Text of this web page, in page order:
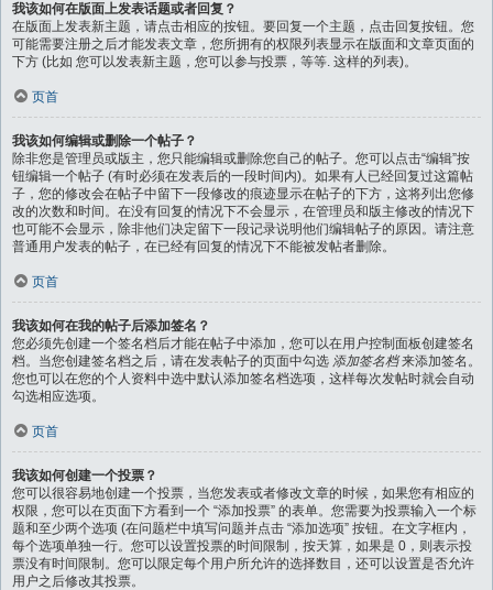
我该如何在版面上发表话题或者回复？
在版面上发表新主题，请点击相应的按钮。要回复一个主题，点击回复按钮。您
可能需要注册之后才能发表文章，您所拥有的权限列表显示在版面和文章页面的
下方 (比如 您可以发表新主题，您可以参与投票，等等. 这样的列表)。
页首
我该如何编辑或删除一个帖子？
除非您是管理员或版主，您只能编辑或删除您自己的帖子。您可以点击“编辑”按
钮编辑一个帖子 (有时必须在发表后的一段时间内)。如果有人已经回复过这篇帖
子，您的修改会在帖子中留下一段修改的痕迹显示在帖子的下方，这将列出您修
改的次数和时间。在没有回复的情况下不会显示，在管理员和版主修改的情况下
也可能不会显示，除非他们决定留下一段记录说明他们编辑帖子的原因。请注意
普通用户发表的帖子，在已经有回复的情况下不能被发帖者删除。
页首
我该如何在我的帖子后添加签名？
您必须先创建一个签名档后才能在帖子中添加，您可以在用户控制面板创建签名
档。当您创建签名档之后，请在发表帖子的页面中勾选 添加签名档来添加签名。
您也可以在您的个人资料中选中默认添加签名档选项，这样每次发帖时就会自动
勾选相应选项。
页首
我该如何创建一个投票？
您可以很容易地创建一个投票，当您发表或者修改文章的时候，如果您有相应的
权限，您可以在页面下方看到一个 “添加投票” 的表单。您需要为投票输入一个标
题和至少两个选项 (在问题栏中填写问题并点击 “添加选项” 按钮。在文字框内，
每个选项单独一行。您可以设置投票的时间限制，按天算，如果是 0，则表示投
票没有时间限制。您可以限定每个用户所允许的选择数目，还可以设置是否允许
用户之后修改其投票。